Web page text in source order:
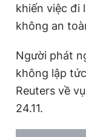
Theo dõi báo trên
0906 645 777
Đặt báo
Tổng biên tập:
Phó tổng biên
khiến việc đi
không an
Người phát
không lập
Reuters về
24.11.